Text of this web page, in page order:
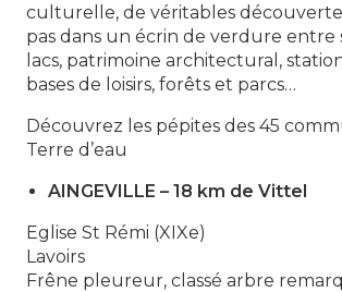
culturelle, de véritables
pas dans un écrin de verdure entre
lacs, patrimoine architectural,
bases de loisirs, forêts et parcs…
Découvrez les pépites des 45
Terre d’eau
AINGEVILLE – 18 km de Vittel
Eglise St Rémi (XIXe)
Lavoirs
Frêne pleureur, classé arbre